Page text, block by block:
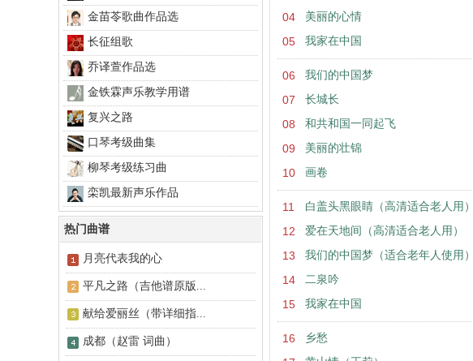
04 美丽的心情
05 我家在中国
06 我们的中国梦
07 长城长
08 和共和国一同起飞
09 美丽的壮锦
10 画卷
11 白盖头黑眼睛（高清适合老人用）
12 爱在天地间（高清适合老人用）
13 我们的中国梦（适合老年人使用）
14 二泉吟
15 我家在中国
16 乡愁
金苗苓歌曲作品选
长征组歌
乔译萱作品选
金铁霖声乐教学用谱
复兴之路
口琴考级曲集
柳琴考级练习曲
栾凯最新声乐作品
热门曲谱
月亮代表我的心
平凡之路（吉他谱原版...
献给爱丽丝（带详细指...
成都（赵雷 词曲）